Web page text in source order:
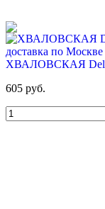
ХВАЛОВСКАЯ
605 руб.